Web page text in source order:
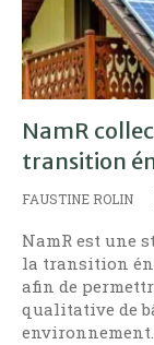
NamR
transition
FAUSTINE ROLIN
NamR est une
la transition
afin de
qualitative de
environnement.